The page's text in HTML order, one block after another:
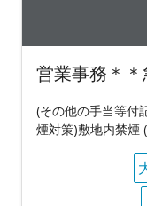
営業事務＊＊
(その他の手当等付
煙対策)敷地内禁煙